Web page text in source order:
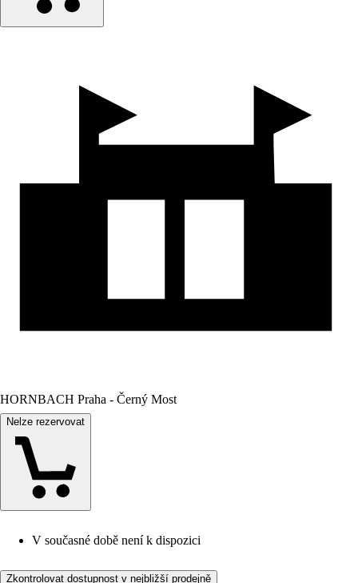
HORNBACH Praha - Černý Most
Nelze rezervovat
V současné době není k dispozici
Zkontrolovat dostupnost v nejbližší prodejně